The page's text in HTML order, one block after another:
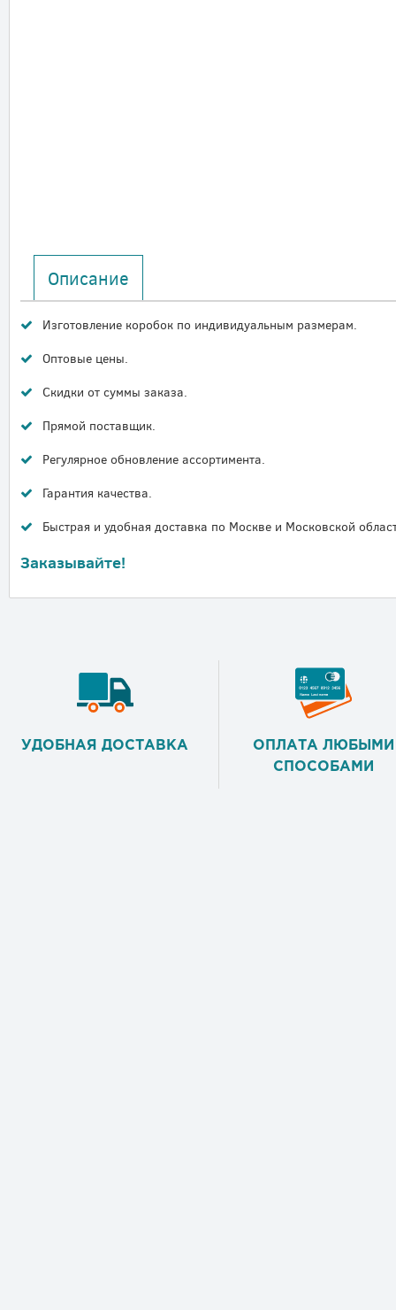
Описание
Изготовление коробок по индивидуальным размерам.
Оптовые цены.
Скидки от суммы заказа.
Прямой поставщик.
Регулярное обновление ассортимента.
Гарантия качества.
Быстрая и удобная доставка по Москве и Московской
Заказывайте!
УДОБНАЯ ДОСТАВКА
ОПЛАТА ЛЮБЫМИ
СПОСОБАМИ